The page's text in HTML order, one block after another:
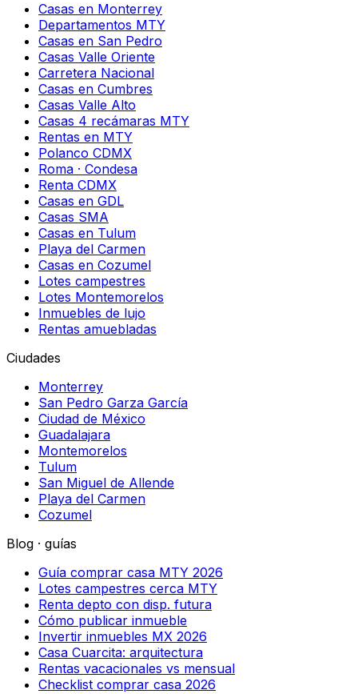
Casas en Monterrey
Departamentos MTY
Casas en San Pedro
Casas Valle Oriente
Carretera Nacional
Casas en Cumbres
Casas Valle Alto
Casas 4 recámaras MTY
Rentas en MTY
Polanco CDMX
Roma · Condesa
Renta CDMX
Casas en GDL
Casas SMA
Casas en Tulum
Playa del Carmen
Casas en Cozumel
Lotes campestres
Lotes Montemorelos
Inmuebles de lujo
Rentas amuebladas
Ciudades
Monterrey
San Pedro Garza García
Ciudad de México
Guadalajara
Montemorelos
Tulum
San Miguel de Allende
Playa del Carmen
Cozumel
Blog · guías
Guía comprar casa MTY 2026
Lotes campestres cerca MTY
Renta depto con disp. futura
Cómo publicar inmueble
Invertir inmuebles MX 2026
Casa Cuarcita: arquitectura
Rentas vacacionales vs mensual
Checklist comprar casa 2026